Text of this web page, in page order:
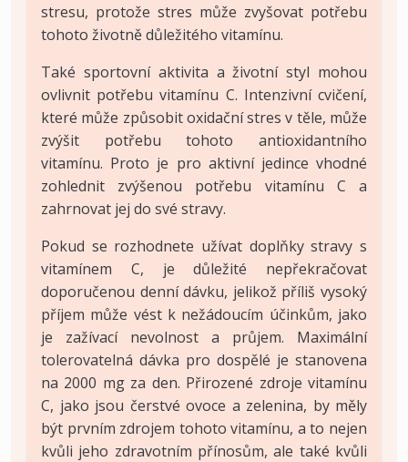
stresu, protože stres může zvyšovat potřebu
tohoto životně důležitého vitamínu.
Také sportovní aktivita a životní styl mohou
ovlivnit potřebu vitamínu C. Intenzivní cvičení,
které může způsobit oxidační stres v těle, může
zvýšit potřebu tohoto antioxidantního
vitamínu. Proto je pro aktivní jedince vhodné
zohlednit zvýšenou potřebu vitamínu C a
zahrnovat jej do své stravy.
Pokud se rozhodnete užívat doplňky stravy s
vitamínem C, je důležité nepřekračovat
doporučenou denní dávku, jelikož příliš vysoký
příjem může vést k nežádoucím účinkům, jako
je zažívací nevolnost a průjem. Maximální
tolerovatelná dávka pro dospělé je stanovena
na 2000 mg za den. Přirozené zdroje vitamínu
C, jako jsou čerstvé ovoce a zelenina, by měly
být prvním zdrojem tohoto vitamínu, a to nejen
kvůli jeho zdravotním přínosům, ale také kvůli